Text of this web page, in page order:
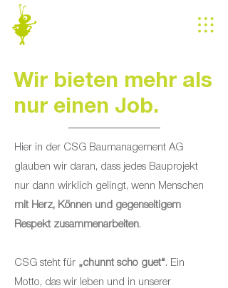
Wir bieten mehr als
nur einen Job.
Hier in der CSG Baumanagement AG
glauben wir daran, dass jedes Bauprojekt
nur dann wirklich gelingt, wenn Menschen
mit Herz, Können und gegenseitigem
Respekt zusammenarbeiten.
CSG steht für „chunnt scho guet“. Ein
Motto, das wir leben und in unserer